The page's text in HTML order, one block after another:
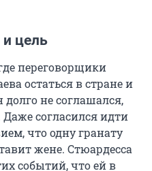
цель
переговорщики
остаться в стране и
не соглашался,
Даже согласился идти
что одну гранату
жене. Стюардесса
событий, что ей в